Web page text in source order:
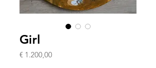
Girl
€ 1.200,00Prijs